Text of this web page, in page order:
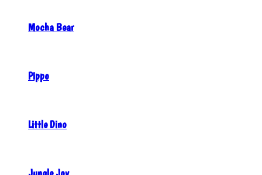
Mocha Bear
Pippo
Little Dino